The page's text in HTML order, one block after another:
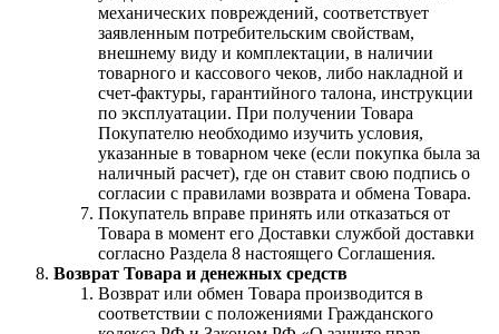
механических повреждений, соответствует
заявленным потребительским свойствам,
внешнему виду и комплектации, в наличии
товарного и кассового чеков, либо накладной и
счет-фактуры, гарантийного талона, инструкции
по эксплуатации. При получении Товара
Покупателю необходимо изучить условия,
указанные в товарном чеке (если покупка была за
наличный расчет), где он ставит свою подпись о
согласии с правилами возврата и обмена Товара.
Покупатель вправе принять или отказаться от
Товара в момент его Доставки службой доставки
согласно Раздела 8 настоящего Соглашения.
Возврат Товара и денежных средств
Возврат или обмен Товара производится в
соответствии с положениями Гражданского